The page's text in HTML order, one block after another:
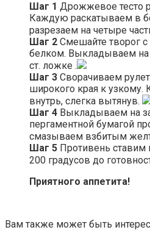
Шаг 1 Дрожжевое тесто
Каждую раскатываем в
разрезаем на четыре
Шаг 2 Смешайте творог
белком. Выкладываем на
ст. ложке .
Шаг 3 Сворачиваем
широкого края к узкому.
внутрь, слегка вытянув.
Шаг 4 Выкладываем на
пергаментной бумагой
смазываем взбитым
Шаг 5 Противень ставим
200 градусов до
Приятного аппетита!
Вам также может быть